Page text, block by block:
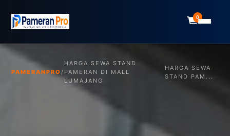
0
PAMERANPRO/
HARGA SEWA STAND
PAMERAN DI MALL
LUMAJANG
HARGA SEWA
STAND PAM...